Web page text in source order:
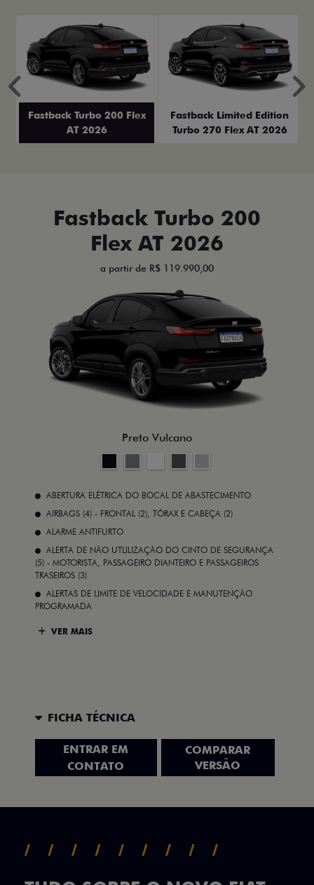
Fastback Turbo 200 Flex
AT 2026
Fastback Limited Edition
Turbo 270 Flex AT 2026
Anterior
Fastback Turbo 200
Flex AT 2026
a partir de R$ 119.990,00
Preto Vulcano
ABERTURA ELÉTRICA DO BOCAL DE ABASTECIMENTO
AIRBAGS (4) - FRONTAL (2), TÓRAX E CABEÇA (2)
ALARME ANTIFURTO
ALERTA DE NÃO UTLILIZAÇÃO DO CINTO DE SEGURANÇA
(5) - MOTORISTA, PASSAGEIRO DIANTEIRO E PASSAGEIROS
TRASEIROS (3)
ALERTAS DE LIMITE DE VELOCIDADE E MANUTENÇÃO
PROGRAMADA
VER MAIS
FICHA TÉCNICA
ENTRAR EM
CONTATO
COMPARAR
VERSÃO